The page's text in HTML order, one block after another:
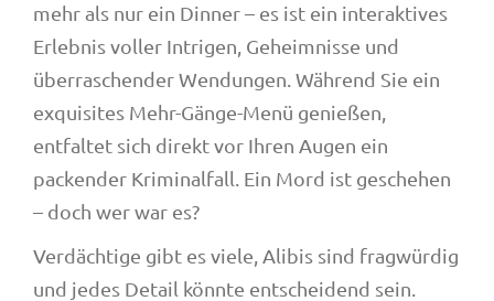
mehr als nur ein Dinner – es ist ein interaktives
Erlebnis voller Intrigen, Geheimnisse und
überraschender Wendungen. Während Sie ein
exquisites Mehr-Gänge-Menü genießen,
entfaltet sich direkt vor Ihren Augen ein
packender Kriminalfall. Ein Mord ist geschehen
– doch wer war es?
Verdächtige gibt es viele, Alibis sind fragwürdig
und jedes Detail könnte entscheidend sein.